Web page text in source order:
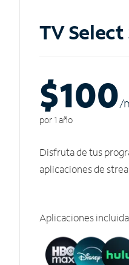
TV
$100/
por 1 año
Disfruta de tus
aplicaciones de
Aplicaciones